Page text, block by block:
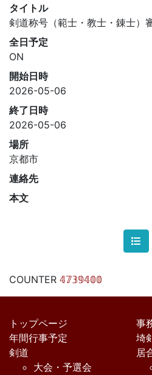
タイトル
剣道称号（範士・教士・錬士）
全日予定
ON
開始日時
2026-05-06
終了日時
2026-05-06
場所
京都市
連絡先
本文
COUNTER 𝟜𝟟𝟛𝟡𝟜𝟘𝟘
トップページ
事
年間行事予定
埼
剣道
大会・予選会
居